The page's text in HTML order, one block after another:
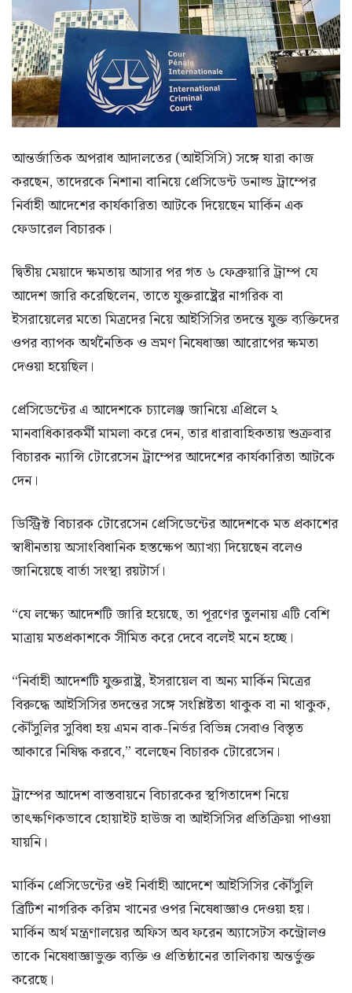
আন্তর্জাতিক অপরাধ আদালতের (আইসিসি) সঙ্গে যারা কাজ
করছেন, তাদেরকে নিশানা বানিয়ে প্রেসিডেন্ট ডনাল্ড ট্রাম্পের
নির্বাহী আদেশের কার্যকারিতা আটকে দিয়েছেন মার্কিন এক
ফেডারেল বিচারক।
দ্বিতীয় মেয়াদে ক্ষমতায় আসার পর গত ৬ ফেব্রুয়ারি ট্রাম্প যে
আদেশ জারি করেছিলেন, তাতে যুক্তরাষ্ট্রের নাগরিক বা
ইসরায়েলের মতো মিত্রদের নিয়ে আইসিসির তদন্তে যুক্ত ব্যক্তিদের
ওপর ব্যাপক অর্থনৈতিক ও ভ্রমণ নিষেধাজ্ঞা আরোপের ক্ষমতা
দেওয়া হয়েছিল।
প্রেসিডেন্টের এ আদেশকে চ্যালেঞ্জ জানিয়ে এপ্রিলে ২
মানবাধিকারকর্মী মামলা করে দেন, তার ধারাবাহিকতায় শুক্রবার
বিচারক ন্যান্সি টোরেসেন ট্রাম্পের আদেশের কার্যকারিতা আটকে
দেন।
ডিস্ট্রিক্ট বিচারক টোরেসেন প্রেসিডেন্টের আদেশকে মত প্রকাশের
স্বাধীনতায় অসাংবিধানিক হস্তক্ষেপ অ্যাখ্যা দিয়েছেন বলেও
জানিয়েছে বার্তা সংস্থা রয়টার্স।
“যে লক্ষ্যে আদেশটি জারি হয়েছে, তা পূরণের তুলনায় এটি বেশি
মাত্রায় মতপ্রকাশকে সীমিত করে দেবে বলেই মনে হচ্ছে।
“নির্বাহী আদেশটি যুক্তরাষ্ট্র, ইসরায়েল বা অন্য মার্কিন মিত্রের
বিরুদ্ধে আইসিসির তদন্তের সঙ্গে সংশ্লিষ্টতা থাকুক বা না থাকুক,
কৌঁসুলির সুবিধা হয় এমন বাক-নির্ভর বিভিন্ন সেবাও বিস্তৃত
আকারে নিষিদ্ধ করবে,” বলেছেন বিচারক টোরেসেন।
ট্রাম্পের আদেশ বাস্তবায়নে বিচারকের স্থগিতাদেশ নিয়ে
তাৎক্ষণিকভাবে হোয়াইট হাউজ বা আইসিসির প্রতিক্রিয়া পাওয়া
যায়নি।
মার্কিন প্রেসিডেন্টের ওই নির্বাহী আদেশে আইসিসির কৌঁসুলি
ব্রিটিশ নাগরিক করিম খানের ওপর নিষেধাজ্ঞাও দেওয়া হয়।
মার্কিন অর্থ মন্ত্রণালয়ের অফিস অব ফরেন অ্যাসেটস কন্ট্রোলও
তাকে নিষেধাজ্ঞাভুক্ত ব্যক্তি ও প্রতিষ্ঠানের তালিকায় অন্তর্ভুক্ত
করেছে।